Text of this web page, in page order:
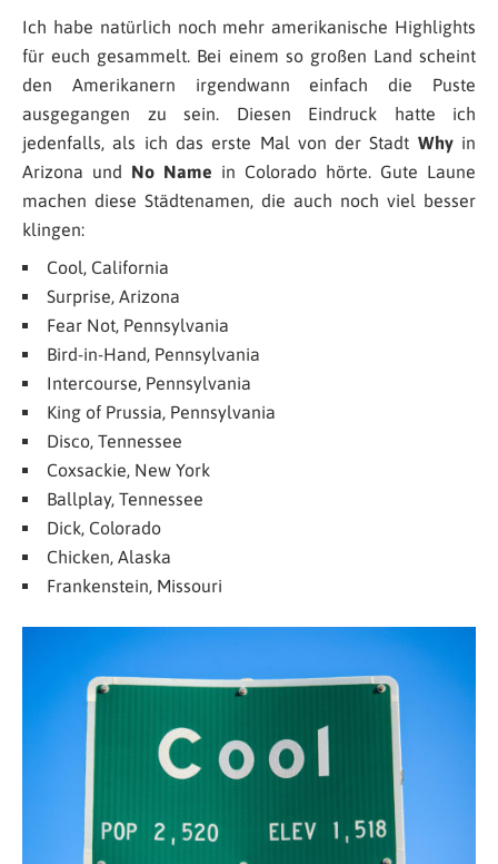
Ich habe natürlich noch mehr amerikanische Highlights
für euch gesammelt. Bei einem so großen Land scheint
den Amerikanern irgendwann einfach die Puste
ausgegangen zu sein. Diesen Eindruck hatte ich
jedenfalls, als ich das erste Mal von der Stadt Whyin
Arizona und No Name in Colorado hörte. Gute Laune
machen diese Städtenamen, die auch noch viel besser
klingen:
Cool, California
Surprise, Arizona
Fear Not, Pennsylvania
Bird-in-Hand, Pennsylvania
Intercourse, Pennsylvania
King of Prussia, Pennsylvania
Disco, Tennessee
Coxsackie, New York
Ballplay, Tennessee
Dick, Colorado
Chicken, Alaska
Frankenstein, Missouri